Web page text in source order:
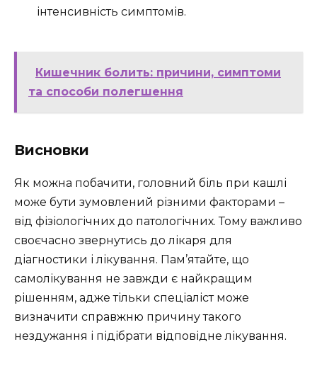
інтенсивність симптомів.
Кишечник болить: причини, симптоми
та способи полегшення
Висновки
Як можна побачити, головний біль при кашлі
може бути зумовлений різними факторами –
від фізіологічних до патологічних. Тому важливо
своєчасно звернутись до лікаря для
діагностики і лікування. Пам’ятайте, що
самолікування не завжди є найкращим
рішенням, адже тільки спеціаліст може
визначити справжню причину такого
нездужання і підібрати відповідне лікування.